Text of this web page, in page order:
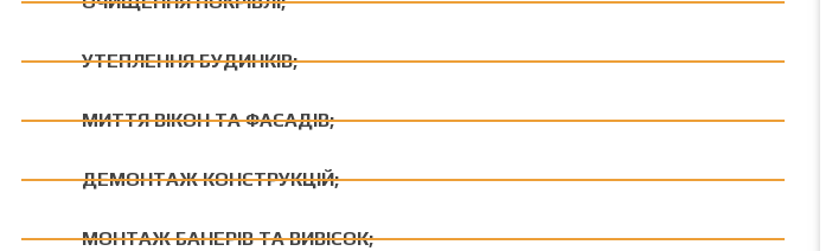
УТЕПЛЕННЯ БУДИНКІВ;
МИТТЯ ВІКОН ТА ФАСАДІВ;
ДЕМОНТАЖ КОНСТРУКЦІЙ;
МОНТАЖ БАНЕРІВ ТА ВИВІСОК;